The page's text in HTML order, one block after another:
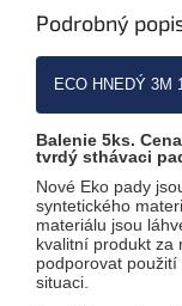
Podrobný
ECO HNEDÝ
Balenie 5ks.
tvrdý sthávaci
Nové Eko pady
syntetického
materiálu jsou
kvalitní produkt za
podporovat
situaci.